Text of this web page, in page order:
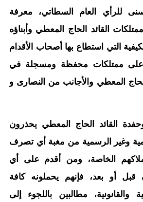
للرأي العام السطاتي، معرفة
القائد الحاج المعطي وأبناؤه
التي استطاع بها أصحاب الأقدام
على ممتلكات محفظة ومسجلة في
المعطي والأجانب من النصارى و
القائد الحاج المعطي يحذرون
وغير الرسمية من مغبة أي تصرف
الخاصة، ومن أقدم على أي
أو بعد، فإنهم يحملونه كافة
والقانونية، مطالبين باللجوء إلى